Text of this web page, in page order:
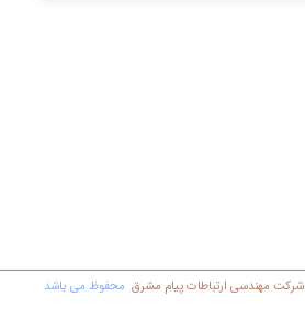
شرکت مهندسي ارتباطات پیام مشرق محفوظ مي باشد